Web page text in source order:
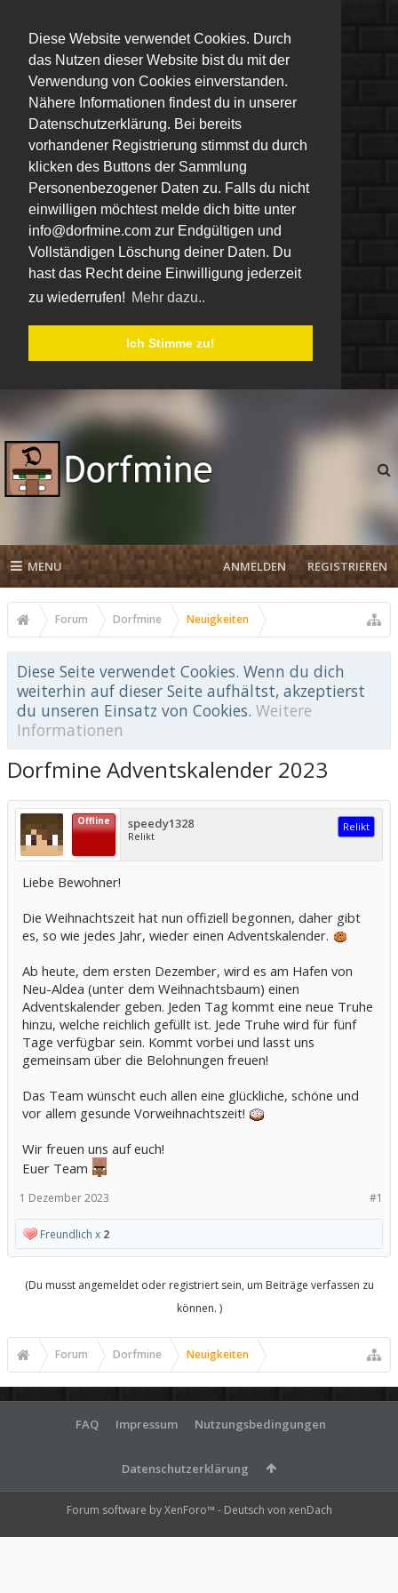
Diese Website verwendet Cookies. Durch
das Nutzen dieser Website bist du mit der
Verwendung von Cookies einverstanden.
Nähere Informationen findest du in unserer
Datenschutzerklärung. Bei bereits
vorhandener Registrierung stimmst du durch
klicken des Buttons der Sammlung
Personenbezogener Daten zu. Falls du nicht
einwilligen möchtest melde dich bitte unter
info@dorfmine.com zur Endgültigen und
Vollständigen Löschung deiner Daten. Du
hast das Recht deine Einwilligung jederzeit
zu wiederrufen! Mehr dazu..
Ich Stimme zu!
MENU ANMELDEN REGISTRIEREN
Forum Dorfmine Neuigkeiten
Diese Seite verwendet Cookies. Wenn du dich
weiterhin auf dieser Seite aufhältst, akzeptierst
du unseren Einsatz von Cookies. Weitere
Informationen
Dorfmine Adventskalender 2023
Offline speedy1328
Relikt
Relikt
Liebe Bewohner!
Die Weihnachtszeit hat nun offiziell begonnen, daher gibt
es, so wie jedes Jahr, wieder einen Adventskalender.
Ab heute, dem ersten Dezember, wird es am Hafen von
Neu-Aldea (unter dem Weihnachtsbaum) einen
Adventskalender geben. Jeden Tag kommt eine neue Truhe
hinzu, welche reichlich gefüllt ist. Jede Truhe wird für fünf
Tage verfügbar sein. Kommt vorbei und lasst uns
gemeinsam über die Belohnungen freuen!
Das Team wünscht euch allen eine glückliche, schöne und
vor allem gesunde Vorweihnachtszeit!
Wir freuen uns auf euch!
Euer Team
#1
1 Dezember 2023
Freundlich x 2
(Du musst angemeldet oder registriert sein, um Beiträge verfassen zu
können. )
Forum Dorfmine Neuigkeiten
FAQ Impressum Nutzungsbedingungen
Datenschutzerklärung
Forum software by XenForo™ - Deutsch von xenDach